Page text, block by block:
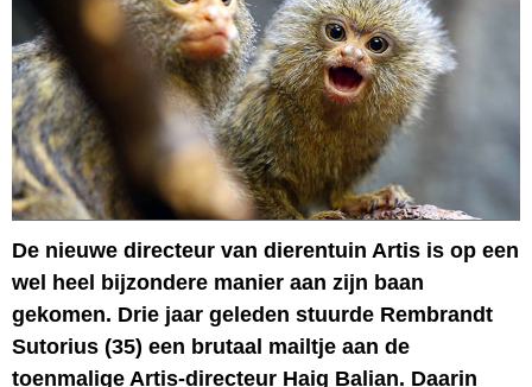
De nieuwe directeur van dierentuin Artis is op een
wel heel bijzondere manier aan zijn baan
gekomen. Drie jaar geleden stuurde Rembrandt
Sutorius (35) een brutaal mailtje aan de
toenmalige Artis-directeur Haig Balian. Daarin